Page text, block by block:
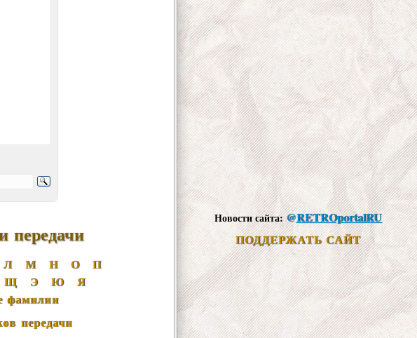
передачи
Л М Н О
П
Щ Э Ю
Я
фамилии
передачи
Новости сайта:@RETROportalRU
ПОДДЕРЖАТЬ САЙТ